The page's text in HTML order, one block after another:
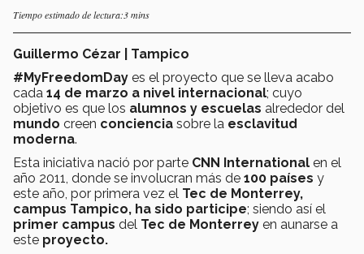
Tiempo estimado de lectura:3 mins
Guillermo Cézar | Tampico
#MyFreedomDay es el proyecto que se lleva acabo
cada 14 de marzo a nivel internacional; cuyo
objetivo es que los alumnos y escuelas alrededor del
mundo creen conciencia sobre la esclavitud
moderna.
Esta iniciativa nació por parte CNN International en el
año 2011, donde se involucran más de 100 países y
este año, por primera vez el Tec de Monterrey,
campus Tampico, ha sido participe; siendo así el
primer campus del Tec de Monterrey en aunarse a
este proyecto.